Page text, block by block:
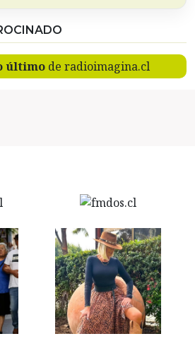
últimode radioimagina.cl